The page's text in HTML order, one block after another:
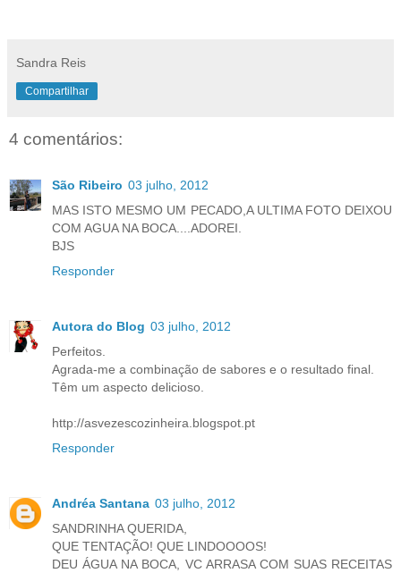
Sandra Reis
Compartilhar
4 comentários:
São Ribeiro 03 julho, 2012
MAS ISTO MESMO UM PECADO,A ULTIMA FOTO DEIXOU
COM AGUA NA BOCA....ADOREI.
BJS
Responder
Autora do Blog 03 julho, 2012
Perfeitos.
Agrada-me a combinação de sabores e o resultado final.
Têm um aspecto delicioso.
http://asvezescozinheira.blogspot.pt
Responder
Andréa Santana 03 julho, 2012
SANDRINHA QUERIDA,
QUE TENTAÇÃO! QUE LINDOOOOS!
DEU ÁGUA NA BOCA, VC ARRASA COM SUAS RECEITAS